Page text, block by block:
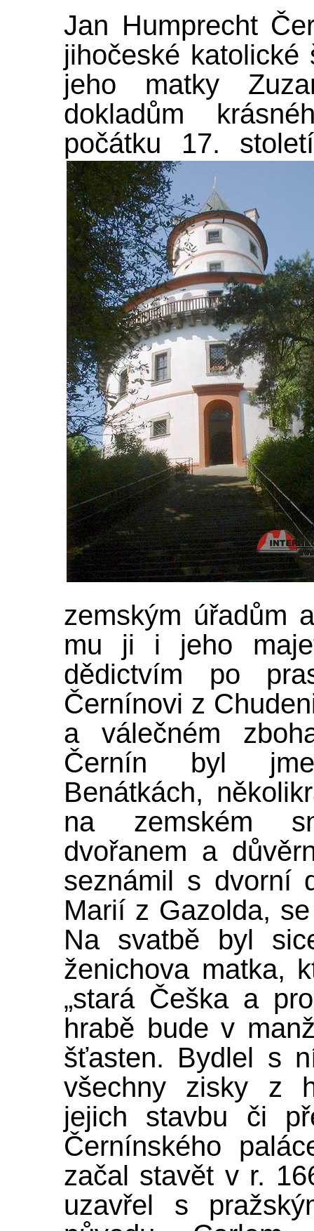
Jan Humprecht
jihočeské katolické
jeho matky
dokladům
počátku 17.
zemským úřadům
mu ji i jeho
dědictvím po
Černínovi z
a válečném
Černín byl
Benátkách,
na zemském
dvořanem a
seznámil s dvorní
Marií z Gazolda,
Na svatbě byl
ženichova matka,
„stará Češka a
hrabě bude v
šťasten. Bydlel s
všechny zisky z
jejich stavbu či
Černínského
začal stavět v r.
uzavřel s